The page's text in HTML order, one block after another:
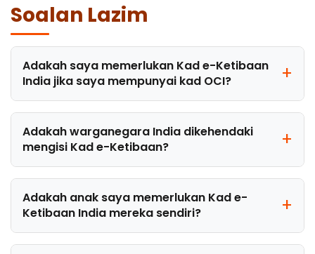
Soalan Lazim
Adakah saya memerlukan Kad e-Ketibaan
India jika saya mempunyai kad OCI?
Adakah warganegara India dikehendaki
mengisi Kad e-Ketibaan?
Adakah anak saya memerlukan Kad e-
Ketibaan India mereka sendiri?